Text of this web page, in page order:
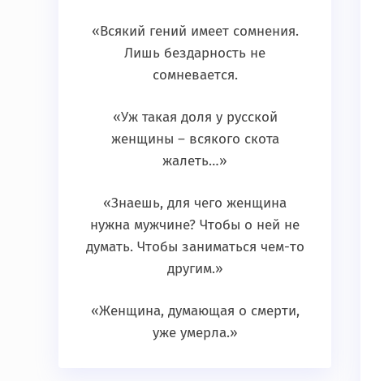
«Всякий гений имеет сомнения.
Лишь бездарность не
сомневается.
«Уж такая доля у русской
женщины – всякого скота
жалеть…»
«Знаешь, для чего женщина
нужна мужчине? Чтобы о ней не
думать. Чтобы заниматься чем-то
другим.»
«Женщина, думающая о смерти,
уже умерла.»